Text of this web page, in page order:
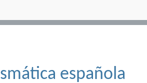
española